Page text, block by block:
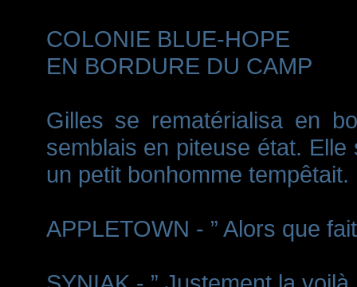
COLONIE BLUE-HOPE
EN BORDURE DU CAMP
Gilles se rematérialisa en
semblais en piteuse état.
un petit bonhomme tempêtait.
APPLETOWN - ” Alors que